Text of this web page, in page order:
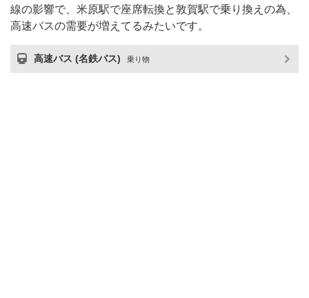
線の影響で、米原駅で座席転換と敦賀駅で乗り換えの為、
高速バスの需要が増えてるみたいです。
高速バス (名鉄バス) 乗り物